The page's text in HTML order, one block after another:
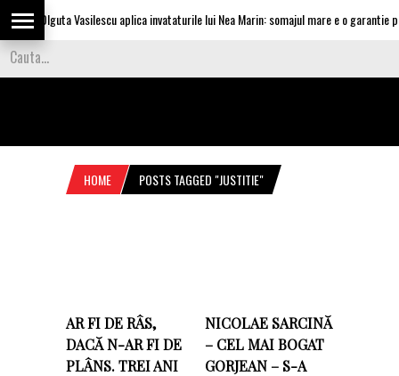
Olguta Vasilescu aplica invataturile lui Nea Marin: somajul mare e o garantie
HOME POSTS TAGGED "JUSTITIE"
AR FI DE RÂS,
DACĂ N-AR FI DE
PLÂNS. TREI ANI
NICOLAE SARCINĂ
– CEL MAI BOGAT
GORJEAN – S-A